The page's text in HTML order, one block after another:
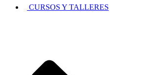
CURSOS Y TALLERES